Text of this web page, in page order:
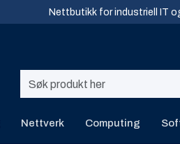
Nettbutikk for industriell IT
Nettverk Computing